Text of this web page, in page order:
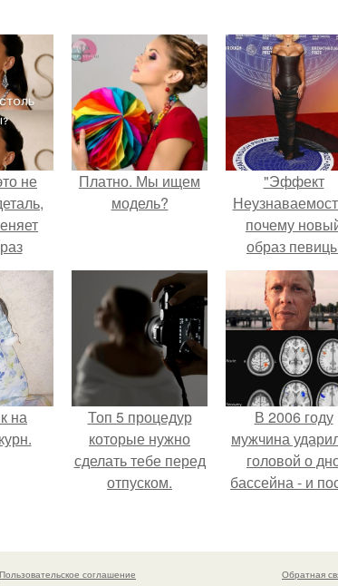
не
Платно. Мы ищем
модель?
"Эффект
почему
образ
вызвал
гранях
возможного?
на
Топ 5 процедур
которые нужно
сделать тебе перед
отпуском.
В 2006 году
мужчина
головой о
бассейна - и
странным
Пользовательское соглашение Обратная